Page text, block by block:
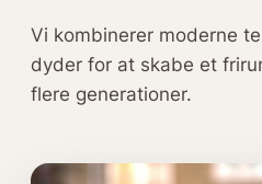
Vi kombinerer moderne
dyder for at skabe et
flere generationer.